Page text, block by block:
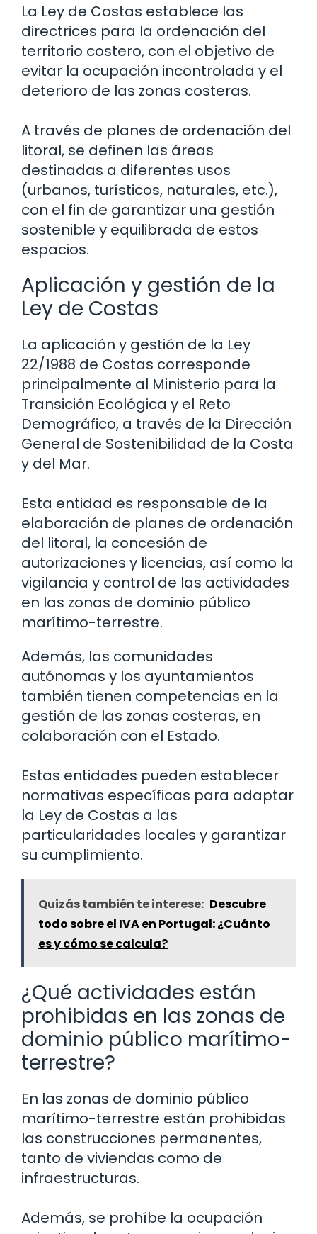
La Ley de Costas establece las
directrices para la ordenación del
territorio costero, con el objetivo de
evitar la ocupación incontrolada y el
deterioro de las zonas costeras.
A través de planes de ordenación del
litoral, se definen las áreas
destinadas a diferentes usos
(urbanos, turísticos, naturales, etc.),
con el fin de garantizar una gestión
sostenible y equilibrada de estos
espacios.
Aplicación y gestión de la
Ley de Costas
La aplicación y gestión de la Ley
22/1988 de Costas corresponde
principalmente al Ministerio para la
Transición Ecológica y el Reto
Demográfico, a través de la Dirección
General de Sostenibilidad de la Costa
y del Mar.
Esta entidad es responsable de la
elaboración de planes de ordenación
del litoral, la concesión de
autorizaciones y licencias, así como la
vigilancia y control de las actividades
en las zonas de dominio público
marítimo-terrestre.
Además, las comunidades
autónomas y los ayuntamientos
también tienen competencias en la
gestión de las zonas costeras, en
colaboración con el Estado.
Estas entidades pueden establecer
normativas específicas para adaptar
la Ley de Costas a las
particularidades locales y garantizar
su cumplimiento.
Quizás también te interese: Descubre
todo sobre el IVA en Portugal: ¿Cuánto
es y cómo se calcula?
¿Qué actividades están
prohibidas en las zonas de
dominio público marítimo-
terrestre?
En las zonas de dominio público
marítimo-terrestre están prohibidas
las construcciones permanentes,
tanto de viviendas como de
infraestructuras.
Además, se prohíbe la ocupación